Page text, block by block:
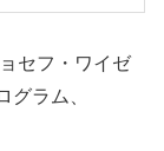
セフ・ワイゼ
グラム、